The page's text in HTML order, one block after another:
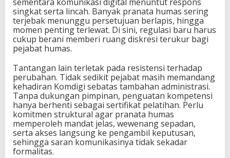
singkat serta lincah. Banyak pranata humas sering
terjebak menunggu persetujuan berlapis, hingga
momen penting terlewat. Di sini, regulasi baru harus
cukup berani memberi ruang diskresi terukur bagi
pejabat humas.
Tantangan lain terletak pada resistensi terhadap
perubahan. Tidak sedikit pejabat masih memandang
kehadiran Komdigi sebatas tambahan administrasi.
Tanpa dukungan pimpinan, penguatan kompetensi
hanya berhenti sebagai sertifikat pelatihan. Perlu
komitmen struktural agar pranata humas
memperoleh mandat jelas, wewenang sepadan,
serta akses langsung ke pengambil keputusan,
sehingga saran komunikasinya tidak sekadar
formalitas.